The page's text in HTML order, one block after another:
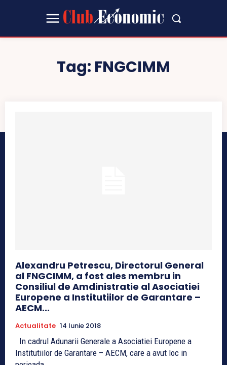
Tag: FNGCIMM
Alexandru Petrescu, Directorul General
al FNGCIMM, a fost ales membru in
Consiliul de Amdinistratie al Asociatiei
Europene a Institutiilor de Garantare –
AECM...
Actualitate 14 Iunie 2018
Institutiilor de Garantare – AECM, care a avut loc in